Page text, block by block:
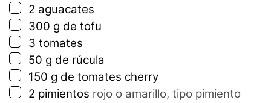
▢
2 aguacates
▢
300 g de tofu
▢
3 tomates
▢
50 g de rúcula
▢
150 g de tomates cherry
▢
2 pimientos rojo o amarillo, tipo pimiento